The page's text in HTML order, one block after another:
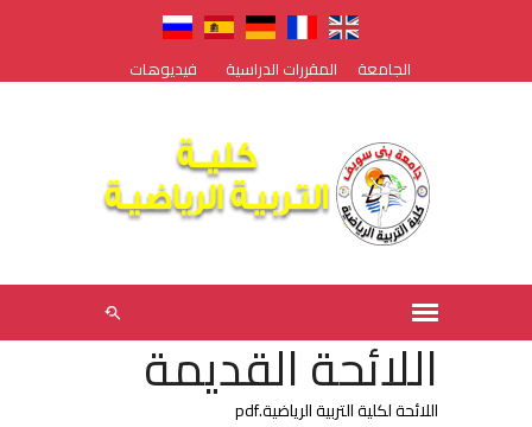
الجامعة المقررات الدراسية فيديوهات
اللائحة القديمة
اللائحة لكلية التربية الرياضية.pdf